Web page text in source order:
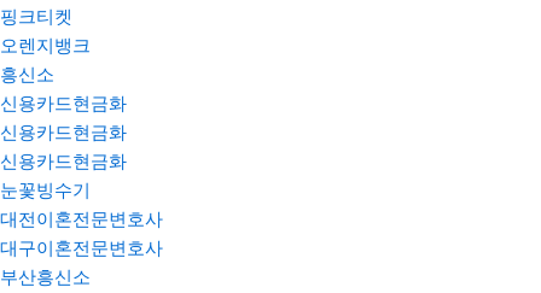
핑크티켓
오렌지뱅크
흥신소
신용카드현금화
신용카드현금화
신용카드현금화
눈꽃빙수기
대전이혼전문변호사
대구이혼전문변호사
부산흥신소